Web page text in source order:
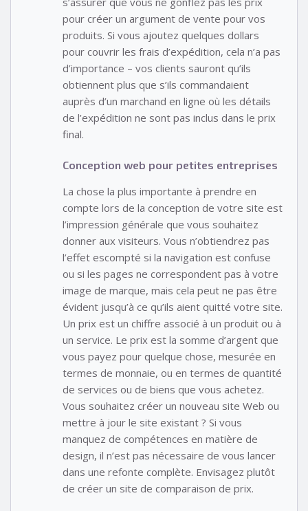
pour créer un argument de vente pour vos
produits. Si vous ajoutez quelques dollars
pour couvrir les frais d’expédition, cela n’a pas
d’importance – vos clients sauront qu’ils
obtiennent plus que s’ils commandaient
auprès d’un marchand en ligne où les détails
de l’expédition ne sont pas inclus dans le prix
final.
Conception web pour petites entreprises
La chose la plus importante à prendre en
compte lors de la conception de votre site est
l’impression générale que vous souhaitez
donner aux visiteurs. Vous n’obtiendrez pas
l’effet escompté si la navigation est confuse
ou si les pages ne correspondent pas à votre
image de marque, mais cela peut ne pas être
évident jusqu’à ce qu’ils aient quitté votre site.
Un prix est un chiffre associé à un produit ou à
un service. Le prix est la somme d’argent que
vous payez pour quelque chose, mesurée en
termes de monnaie, ou en termes de quantité
de services ou de biens que vous achetez.
Vous souhaitez créer un nouveau site Web ou
mettre à jour le site existant ? Si vous
manquez de compétences en matière de
design, il n’est pas nécessaire de vous lancer
dans une refonte complète. Envisagez plutôt
de créer un site de comparaison de prix.